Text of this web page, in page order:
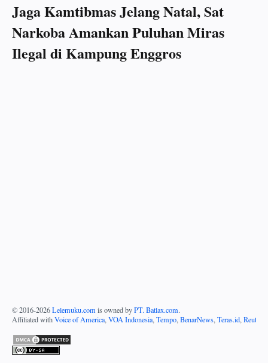
Jaga Kamtibmas Jelang Natal, Sat
Narkoba Amankan Puluhan Miras
Ilegal di Kampung Enggros
© 2016-2026Lelemuku.comis owned byPT. Batlax.com.
Affiliated withVoice of America,VOA Indonesia,Tempo,BenarNews,Teras.id,Reuters